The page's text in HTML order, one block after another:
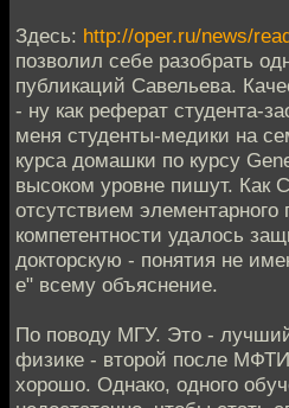
Здесь: http://oper.ru/news/
позволил себе разобрать
публикаций Савельева.
- ну как реферат студента-
меня студенты-медики на
курса домашки по курсу
высоком уровне пишут. Как
отсутствием
компетентности удалось
докторскую - понятия не
е" всему объяснение.
По поводу МГУ. Это -
физике - второй после
хорошо. Однако, одного